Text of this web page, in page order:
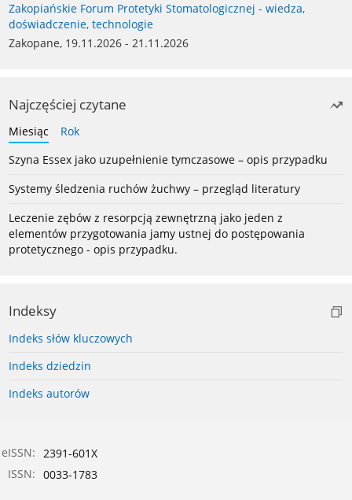
Zakopiańskie Forum Protetyki Stomatologicznej - wiedza,
doświadczenie, technologie
Zakopane, 19.11.2026 - 21.11.2026
Najczęściej czytane
Miesiąc
Rok
Szyna Essex jako uzupełnienie tymczasowe – opis przypadku
Systemy śledzenia ruchów żuchwy – przegląd literatury
Leczenie zębów z resorpcją zewnętrzną jako jeden z
elementów przygotowania jamy ustnej do postępowania
protetycznego - opis przypadku.
Indeksy
Indeks słów kluczowych
Indeks dziedzin
Indeks autorów
eISSN: 2391-601X
ISSN: 0033-1783